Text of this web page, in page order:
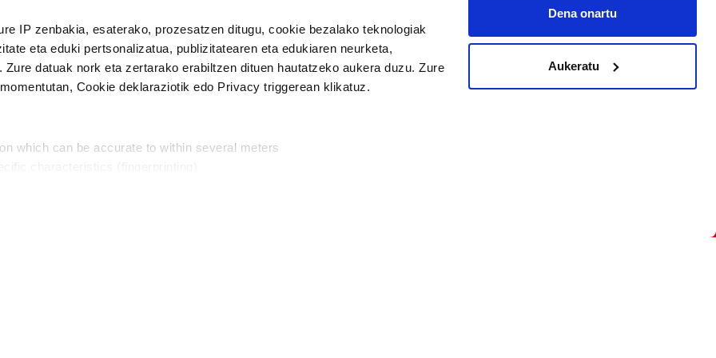
IP zenbakia, esaterako, prozesatzen ditugu, cookie bezalako teknologiak
eta eduki pertsonalizatua, publizitatearen eta edukiaren neurketa,
datuak nork eta zertarako erabiltzen dituen hautatzeko aukera duzu. Zure
Cookie deklaraziotik edo Privacy triggerean klikatuz.
which can be accurate to within several meters
Dena onartu
Aukeratu
Harpidetu
modu librean kontatzea da gure eginkizuna. Horretarako zure ekarpena